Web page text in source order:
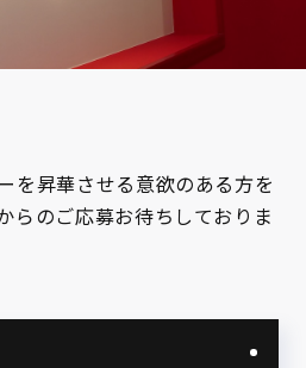
を昇華させる意欲のある方を
らのご応募お待ちしておりま